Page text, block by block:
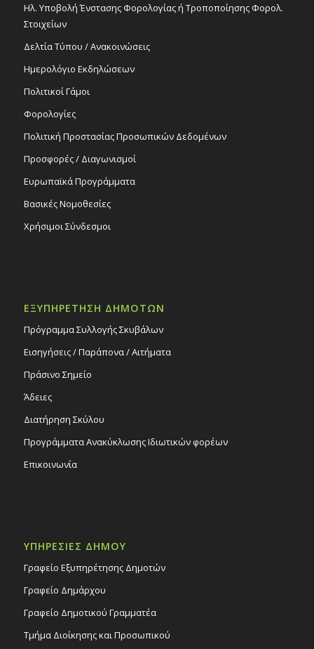
Ηλ. Υποβολή Ένστασης Φορολογίας ή Τροποποίησης Φορολ.
Στοιχείων
Δελτία Τύπου / Ανακοινώσεις
Ημερολόγιο Εκδηλώσεων
Πολιτικοί Γάμοι
Φορολογίες
Πολιτική Προστασίας Προσωπικών Δεδομένων
Προσφορές / Διαγωνισμοί
Ευρωπαϊκά Προγράμματα
Βασικές Νομοθεσίες
Χρήσιμοι Σύνδεσμοι
ΕΞΥΠΗΡΕΤΗΣΗ ΔΗΜΟΤΩΝ
Πρόγραμμα Συλλογής Σκυβάλων
Εισηγήσεις / Παράπονα / Αιτήματα
Πράσινο Σημείο
Άδειες
Διατήρηση Σκύλου
Προγράμματα Ανακύκλωσης Ιδιωτικών φορέων
Επικοινωνία
ΥΠΗΡΕΣΙΕΣ ΔΗΜΟΥ
Γραφείο Εξυπηρέτησης Δημοτών
Γραφείο Δημάρχου
Γραφείο Δημοτικού Γραμματέα
Τμήμα Διοίκησης και Προσωπικού